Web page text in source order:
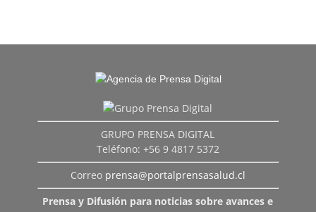
GRUPO PRENSA DIGITAL
Teléfono: +56 9 4817 5372
Correo prensa@portalprensasalud.cl
Prensa y Difusión para noticias sobre avances e